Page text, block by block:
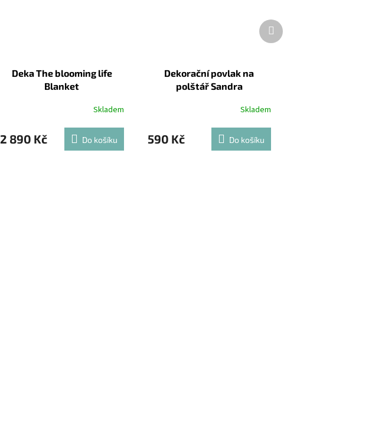
Deka The blooming life
Blanket
Skladem
2 890 Kč Do košíku
Dekorační povlak na
polštář Sandra
Skladem
590 Kč Do košíku
Další
produkt